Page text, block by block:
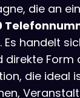
die an
handelt
direkte Form
die ideal